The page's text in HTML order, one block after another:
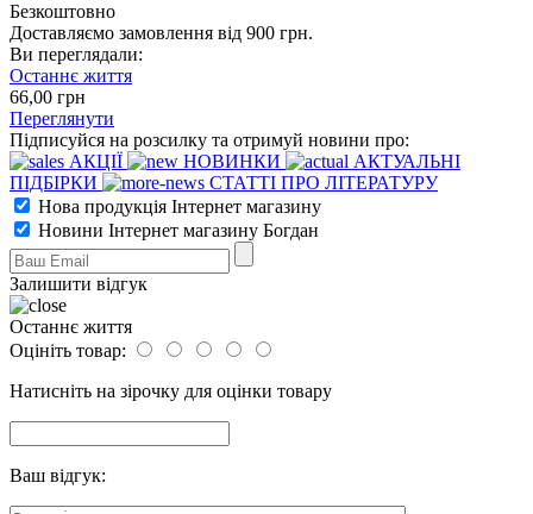
Безкоштовно
Доставляємо замовлення від 900 грн.
Ви переглядали:
Останнє життя
66,00 грн
Переглянути
Підписуйся на розсилку та отримуй новини про:
АКЦІЇ
НОВИНКИ
АКТУАЛЬНІ
ПІДБІРКИ
СТАТТІ ПРО ЛІТЕРАТУРУ
Нова продукція Інтернет магазину
Новини Інтернет магазину Богдан
Залишити відгук
Останнє життя
Оцініть товар:
Натисніть на зірочку для оцінки товару
Ваш відгук: